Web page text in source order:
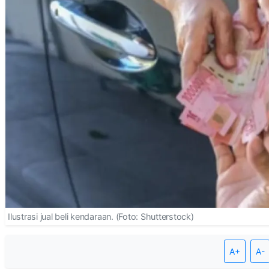
Ilustrasi jual beli kendaraan. (Foto: Shutterstock)
A+ A-